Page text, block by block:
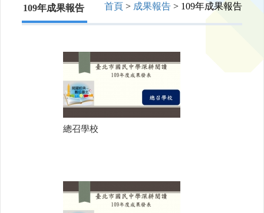
109年成果報告 首頁> 成果報告> 109年成果報告
總召學校